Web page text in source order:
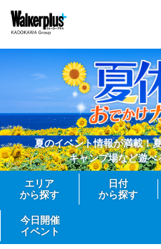
夏のイベント情報が満載！
キャンプ場など遊
エリア
から探す
日付
から探す
今日開催
イベント